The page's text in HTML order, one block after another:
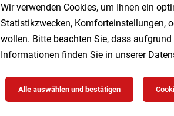
Wir verwenden Cookies, um Ihnen ein
Statistikzwecken, Komforteinstellungen,
wollen. Bitte beachten Sie, dass
Informationen finden Sie in unserer
Alle auswählen und bestätigen